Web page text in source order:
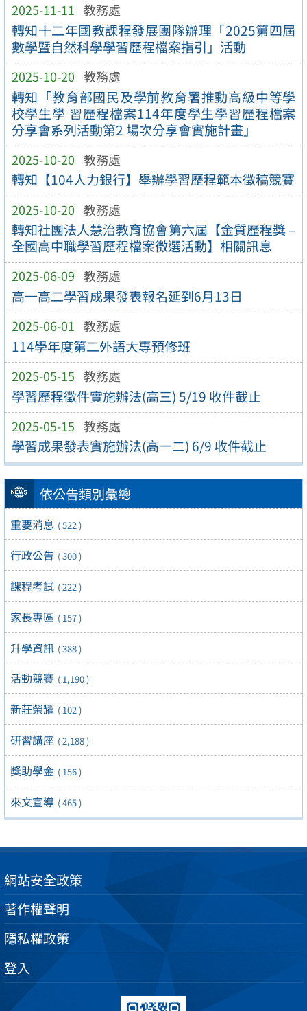
2025-11-11 教務處
轉知十二年國教課程發展團隊辦理「2025第四屆
數學暨自然科學學習歷程檔案指引」活動
2025-10-20 教務處
轉知「教育部國民及學前教育署推動高級中等學
校學生學 習歷程檔案114年度學生學習歷程檔案
分享會系列活動第2 場次分享會實施計畫」
2025-10-20 教務處
轉知【104人力銀行】舉辦學習歷程範本徵稿競賽
2025-10-20 教務處
轉知社團法人慧治教育協會第六屆【金質歷程獎 –
全國高中職學習歷程檔案徵選活動】相關訊息
2025-06-09 教務處
高一高二學習成果發表報名延到6月13日
2025-06-01 教務處
114學年度第二外語大專預修班
2025-05-15 教務處
學習歷程徵件實施辦法(高三) 5/19 收件截止
2025-05-15 教務處
學習成果發表實施辦法(高一二) 6/9 收件截止
依公告類別彙總
重要消息 ( 522 )
行政公告 ( 300 )
課程考試 ( 222 )
家長專區 ( 157 )
升學資訊 ( 388 )
活動競賽 ( 1,190 )
新莊榮耀 ( 102 )
研習講座 ( 2,188 )
獎助學金 ( 156 )
來文宣導 ( 465 )
網站安全政策
著作權聲明
隱私權政策
登入